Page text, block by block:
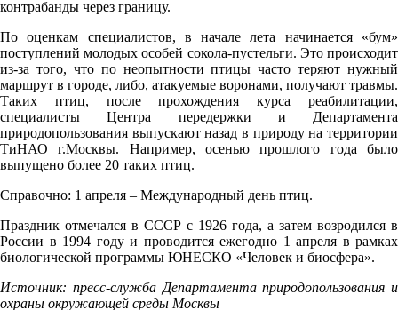
контрабанды через границу.
По оценкам специалистов, в начале лета начинается «бум»
поступлений молодых особей сокола-пустельги. Это происходит
из-за того, что по неопытности птицы часто теряют нужный
маршрут в городе, либо, атакуемые воронами, получают травмы.
Таких птиц, после прохождения курса реабилитации,
специалисты Центра передержки и Департамента
природопользования выпускают назад в природу на территории
ТиНАО г.Москвы. Например, осенью прошлого года было
выпущено более 20 таких птиц.
Справочно: 1 апреля – Международный день птиц.
Праздник отмечался в СССР с 1926 года, а затем возродился в
России в 1994 году и проводится ежегодно 1 апреля в рамках
биологической программы ЮНЕСКО «Человек и биосфера».
Источник: пресс-служба Департамента природопользования и
охраны окружающей среды Москвы